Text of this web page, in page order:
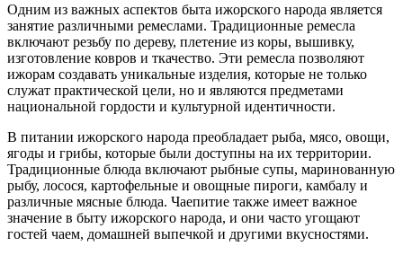
Одним из важных аспектов быта ижорского народа является
занятие различными ремеслами. Традиционные ремесла
включают резьбу по дереву, плетение из коры, вышивку,
изготовление ковров и ткачество. Эти ремесла позволяют
ижорам создавать уникальные изделия, которые не только
служат практической цели, но и являются предметами
национальной гордости и культурной идентичности.
В питании ижорского народа преобладает рыба, мясо, овощи,
ягоды и грибы, которые были доступны на их территории.
Традиционные блюда включают рыбные супы, маринованную
рыбу, лосося, картофельные и овощные пироги, камбалу и
различные мясные блюда. Чаепитие также имеет важное
значение в быту ижорского народа, и они часто угощают
гостей чаем, домашней выпечкой и другими вкусностями.